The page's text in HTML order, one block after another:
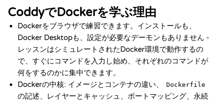
CoddyでDockerを学ぶ理由
Dockerをブラウザで練習できます。インストールも、
Docker Desktopも、設定が必要なデーモンもありません -
レッスンはシミュレートされたDocker環境で動作するの
で、すぐにコマンドを入力し始め、それぞれのコマンドが
何をするのかに集中できます。
Dockerの中核: イメージとコンテナの違い、
Dockerfile
の記述、レイヤーとキャッシュ、ポートマッピング、永続